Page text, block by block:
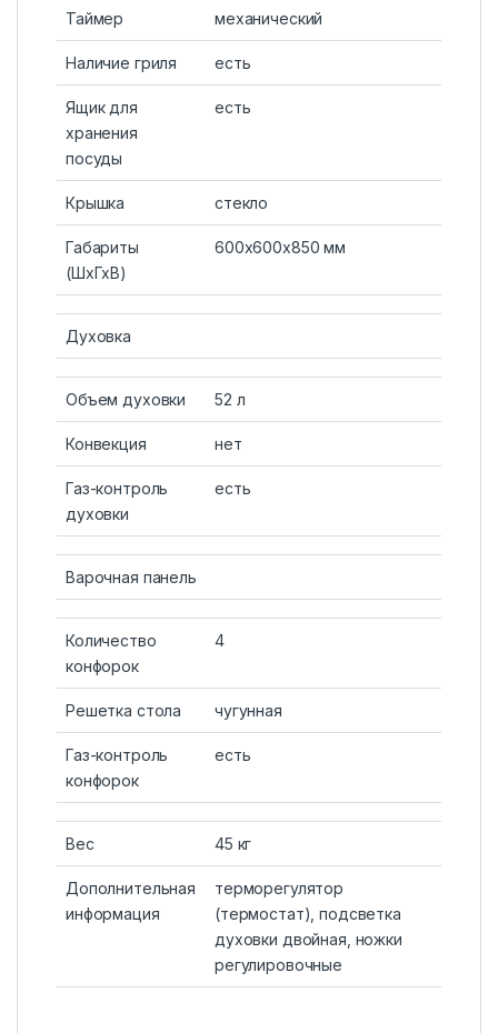
Таймер механический
Наличие гриля есть
Ящик для
хранения
посуды
есть
Крышка стекло
Габариты
(ШхГхВ)
600x600x850 мм
Духовка
Объем духовки 52 л
Конвекция нет
Газ-контроль
духовки
есть
Варочная панель
Количество
конфорок
4
Решетка стола чугунная
Газ-контроль
конфорок
есть
Вес 45 кг
Дополнительная
информация
терморегулятор
(термостат), подсветка
духовки двойная, ножки
регулировочные